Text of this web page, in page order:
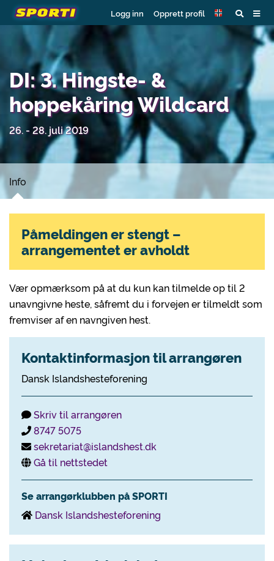
Logg inn Opprett profil
DI: 3. Hingste- &
hoppekåring Wildcard
26. - 28. juli 2019
Info
Vær opmærksom på at du kun kan tilmelde op til 2
unavngivne heste, såfremt du i forvejen er tilmeldt som
fremviser af en navngiven hest.
Kontaktinformasjon til arrangøren
Dansk Islandshesteforening
Skriv til arrangøren
8747 5075
sekretariat@islandshest.dk
Gå til nettstedet
Se arrangørklubben på SPORTI
Dansk Islandshesteforening
Påmeldingen er stengt –
arrangementet er avholdt